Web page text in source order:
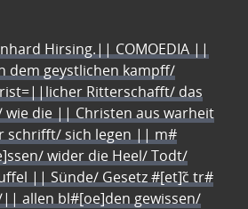
Hirsing.|| COMOEDIA ||
dem geystlichen kampff/
Ritterschafft/ das
wie die || Christen aus warheit
schrifft/ sich legen || m#
wider die Heel/ Todt/
|| Sünde/ Gesetz #[et]c̃ tr#
allen bl#[oe]den gewissen/